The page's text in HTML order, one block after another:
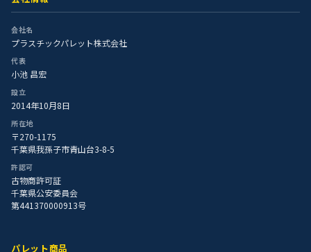
会社名
プラスチックパレット株式会社
代表
小池 昌宏
設立
2014年10月8日
所在地
〒270-1175
千葉県我孫子市青山台3-8-5
許認可
古物商許可証
千葉県公安委員会
第441370000913号
パレット商品